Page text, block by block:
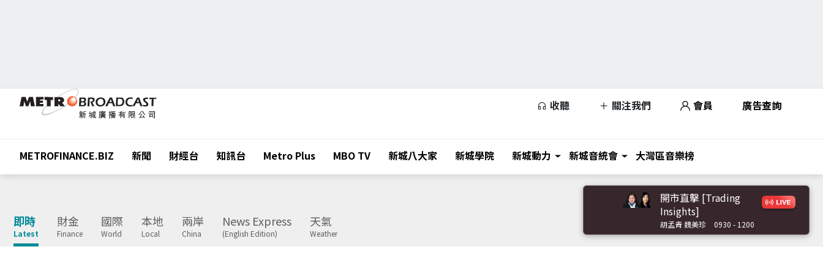
收聽 關注我們 會員 廣告查詢
METROFINANCE.BIZ 新聞 財經台 知訊台 Metro Plus MBO TV 新城八大家 新城學院 新城動力 新城音統會 大灣區音樂榜
即時
Latest
財金
Finance
國際
World
本地
Local
兩岸
China
News Express
(English Edition)
天氣
Weather
開市直擊 [Trading
Insights]
胡孟青 魏美珍 0930 - 1200